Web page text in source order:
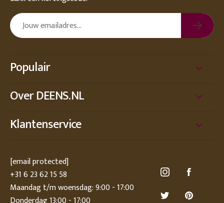
Populair
Over DEENS.NL
Klantenservice
[email protected]
+31 6 23 62 15 58
Maandag t/m woensdag: 9:00 - 17:00